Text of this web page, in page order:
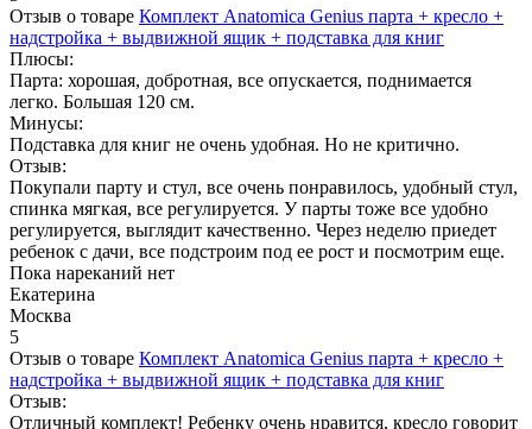
Отзыв о товаре Комплект Anatomica Genius парта + кресло +
надстройка + выдвижной ящик + подставка для книг
Плюсы:
Парта: хорошая, добротная, все опускается, поднимается
легко. Большая 120 см.
Минусы:
Подставка для книг не очень удобная. Но не критично.
Отзыв:
Покупали парту и стул, все очень понравилось, удобный стул,
спинка мягкая, все регулируется. У парты тоже все удобно
регулируется, выглядит качественно. Через неделю приедет
ребенок с дачи, все подстроим под ее рост и посмотрим еще.
Пока нареканий нет
Екатерина
Москва
5
Отзыв о товаре Комплект Anatomica Genius парта + кресло +
надстройка + выдвижной ящик + подставка для книг
Отзыв:
Отличный комплект! Ребенку очень нравится, кресло говорит